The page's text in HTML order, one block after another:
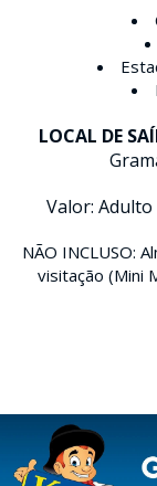
LOCAL DE
Valor:
NÃO INCLUSO:
visitação (Mini